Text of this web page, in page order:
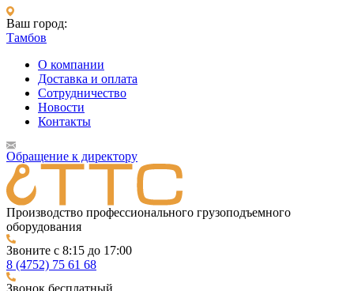
Ваш город:
Тамбов
О компании
Доставка и оплата
Сотрудничество
Новости
Контакты
Обращение к директору
Производство профессионального грузоподъемного
оборудования
Звоните с 8:15 до 17:00
8 (4752) 75 61 68
Звонок бесплатный